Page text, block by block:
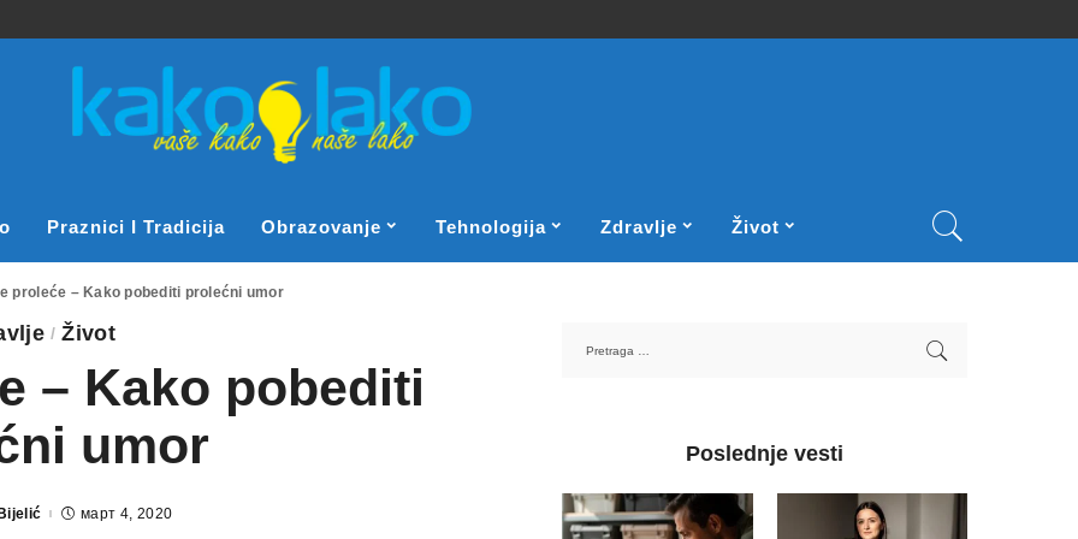
Praznici I Tradicija Obrazovanje Tehnologija Zdravlje Život
proleće – Kako pobediti prolećni umor
Život
– Kako pobediti
umor
март 4, 2020
Poslednje vesti